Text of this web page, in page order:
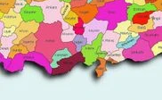
YAŞAM